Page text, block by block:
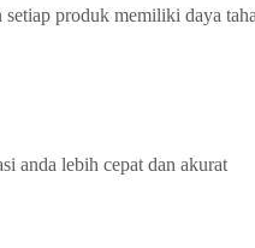
produk memiliki daya
anda lebih cepat dan akurat